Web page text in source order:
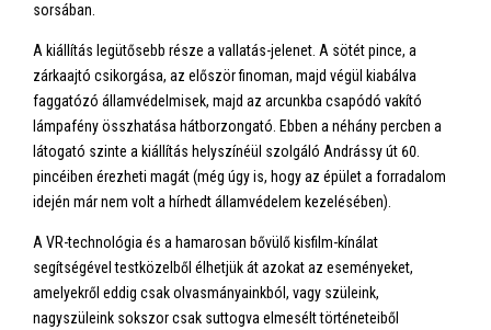
sorsában.
A kiállítás legütősebb része a vallatás-jelenet. A sötét pince, a
zárkaajtó csikorgása, az először finoman, majd végül kiabálva
faggatózó államvédelmisek, majd az arcunkba csapódó vakító
lámpafény összhatása hátborzongató. Ebben a néhány percben a
látogató szinte a kiállítás helyszínéül szolgáló Andrássy út 60.
pincéiben érezheti magát (még úgy is, hogy az épület a forradalom
idején már nem volt a hírhedt államvédelem kezelésében).
A VR-technológia és a hamarosan bővülő kisfilm-kínálat
segítségével testközelből élhetjük át azokat az eseményeket,
amelyekről eddig csak olvasmányainkból, vagy szüleink,
nagyszüleink sokszor csak suttogva elmesélt történeteiből